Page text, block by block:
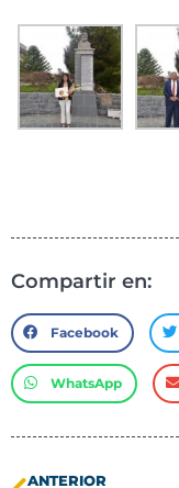
Compartir en:
Facebook
WhatsApp
ANTERIOR